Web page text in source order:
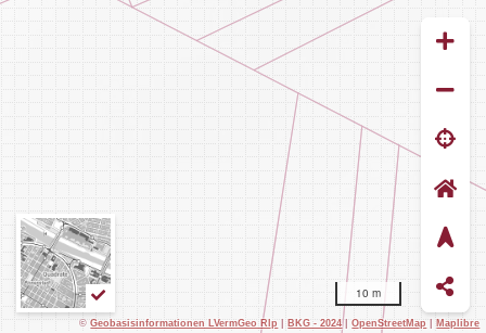
10 m
©Geobasisinformationen LVermGeo Rlp |BKG - 2024|OpenStreetMap |Maplibre